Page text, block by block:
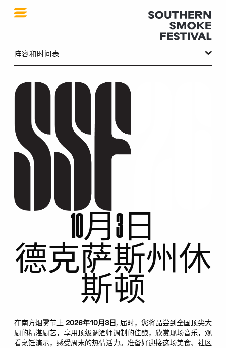
阵容和时间表
10月3日
德克萨斯州休
斯顿
在南方烟雾节上 2026年10月3日 , 届时，您将品尝到全国顶尖大
厨的精湛厨艺，享用顶级调酒师调制的佳酿，欣赏现场音乐，观
看烹饪演示，感受周末的热情活力。准备好迎接这场美食、社区